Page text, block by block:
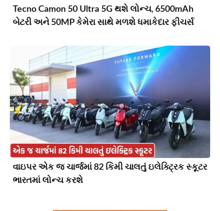
Tecno Camon 50 Ultra 5G થશે લોન્ચ, 6500mAh
બેટરી અને 50MP કેમેરા સાથે મળશે ધમાકેદાર ફીચર્સ
વાઇપર એક જ ચાર્જમાં 82 કિમી ચાલતું ઇલેક્ટ્રિક સ્કૂટર
ભારતમાં લોન્ચ કરશે